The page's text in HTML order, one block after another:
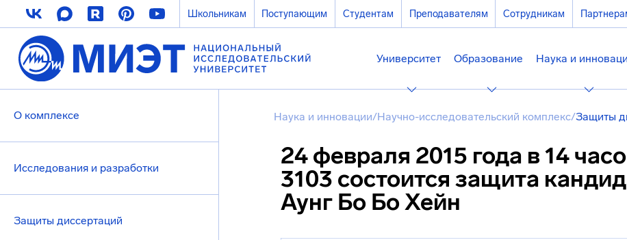
Школьникам Поступающим Студентам Преподавателям Сотрудникам
Университет Образование Наука и
О комплексе
Исследования и разработки
Защиты диссертаций
Наука и инновации/Научно-исследовательский комплекс/Защиты
24 февраля 2015 года в 14
3103 состоится защита
Аунг Бо Бо Хейн